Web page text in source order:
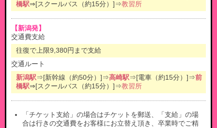
橋駅⇒[スクールバス（約15分）]⇒教習所
【新潟発】
交通費支給
往復で上限9,380円まで支給
交通ルート
新潟駅⇒[新幹線（約50分）]⇒高崎駅⇒[電車（約15分）]⇒前
橋駅⇒[スクールバス（約15分）]⇒教習所
「チケット支給」の場合はチケットを郵送、「支給」の場
合は行きの交通費をお客様にお立替え頂き、卒業時でご精